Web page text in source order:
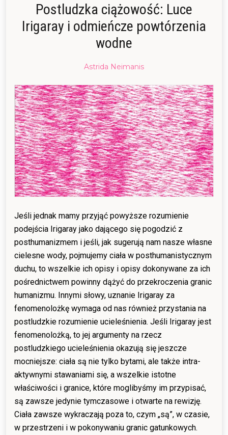
Postludzka ciążowość: Luce
Irigaray i odmieńcze powtórzenia
wodne
Posted
17/07/202417/07/2024
Astrida Neimanis
Jeśli jednak mamy przyjąć powyższe rozumienie
podejścia Irigaray jako dającego się pogodzić z
posthumanizmem i jeśli, jak sugerują nam nasze własne
cielesne wody, pojmujemy ciała w posthumanistycznym
duchu, to wszelkie ich opisy i opisy dokonywane za ich
pośrednictwem powinny dążyć do przekroczenia granic
humanizmu. Innymi słowy, uznanie Irigaray za
fenomenolożkę wymaga od nas również przystania na
postludzkie rozumienie ucieleśnienia. Jeśli Irigaray jest
fenomenolożką, to jej argumenty na rzecz
postludzkiego ucieleśnienia okazują się jeszcze
mocniejsze: ciała są nie tylko bytami, ale także intra-
aktywnymi stawaniami się, a wszelkie istotne
właściwości i granice, które moglibyśmy im przypisać,
są zawsze jedynie tymczasowe i otwarte na rewizję.
Ciała zawsze wykraczają poza to, czym „są”, w czasie,
w przestrzeni i w pokonywaniu granic gatunkowych.